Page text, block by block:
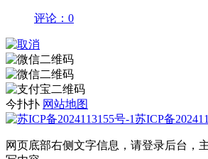
评论：0
今扑扑 网站地图
苏ICP备
网页底部右侧文字信息，请登录后台，